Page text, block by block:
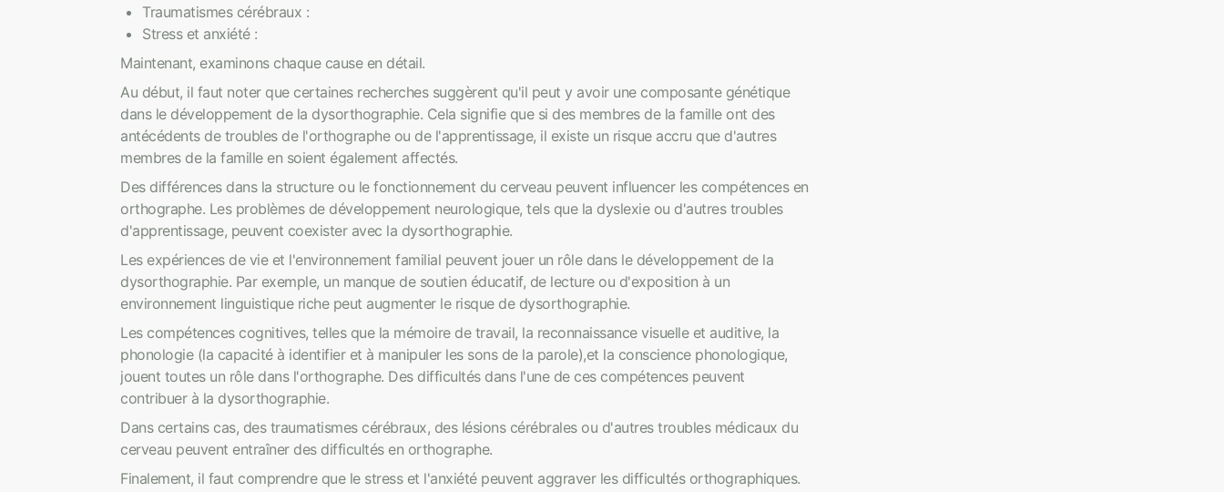
Traumatismes cérébraux :
Stress et anxiété :
Maintenant, examinons chaque cause en détail.
Au début, il faut noter que certaines recherches suggèrent qu'il peut y avoir une composante génétique
dans le développement de la dysorthographie. Cela signifie que si des membres de la famille ont des
antécédents de troubles de l'orthographe ou de l'apprentissage, il existe un risque accru que d'autres
membres de la famille en soient également affectés.
Des différences dans la structure ou le fonctionnement du cerveau peuvent influencer les compétences en
orthographe. Les problèmes de développement neurologique, tels que la dyslexie ou d'autres troubles
d'apprentissage, peuvent coexister avec la dysorthographie.
Les expériences de vie et l'environnement familial peuvent jouer un rôle dans le développement de la
dysorthographie. Par exemple, un manque de soutien éducatif, de lecture ou d'exposition à un
environnement linguistique riche peut augmenter le risque de dysorthographie.
Les compétences cognitives, telles que la mémoire de travail, la reconnaissance visuelle et auditive, la
phonologie (la capacité à identifier et à manipuler les sons de la parole),et la conscience phonologique,
jouent toutes un rôle dans l'orthographe. Des difficultés dans l'une de ces compétences peuvent
contribuer à la dysorthographie.
Dans certains cas, des traumatismes cérébraux, des lésions cérébrales ou d'autres troubles médicaux du
cerveau peuvent entraîner des difficultés en orthographe.
Finalement, il faut comprendre que le stress et l'anxiété peuvent aggraver les difficultés orthographiques.